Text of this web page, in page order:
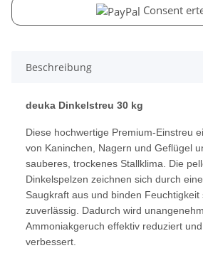
Consent
Beschreibung
deuka Dinkelstreu 30 kg
Diese hochwertige Premium-Einstreu
von Kaninchen, Nagern und Geflügel
sauberes, trockenes Stallklima. Die
Dinkelspelzen zeichnen sich durch
Saugkraft aus und binden Feuchtigkeit
zuverlässig. Dadurch wird
Ammoniakgeruch effektiv reduziert
verbessert.